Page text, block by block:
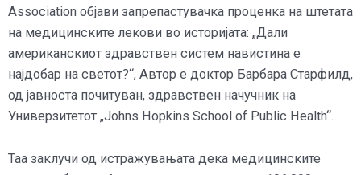
Association објави запрепастувачка проценка на штетата
на медицинските лекови во историјата: „Дали
американскиот здравствен систем навистина е
најдобар на светот?“, Автор е доктор Барбара Старфилд,
од јавноста почитуван, здравствен начучник на
Универзитетот „Johns Hopkins School of Public Health“.
Таа заклучи од истражувањата дека медицинските